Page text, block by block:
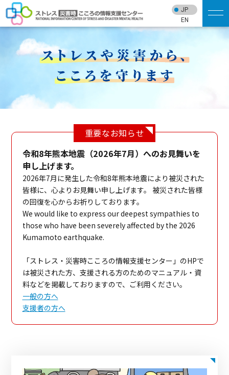
JP
EN
重要なお知らせ
令和8年熊本地震（2026年7月）へのお見舞いを
申し上げます。
2026年7月に発生した令和8年熊本地震により被災された
皆様に、心よりお見舞い申し上げます。 被災された皆様
の回復を心からお祈りしております。
We would like to express our deepest sympathies to
those who have been severely affected by the 2026
Kumamoto earthquake.
「ストレス・災害時こころの情報支援センター」のHPで
は被災された方、支援される方のためのマニュアル・資
料などを掲載しておりますので、ご利用ください。
一般の方へ
支援者の方へ